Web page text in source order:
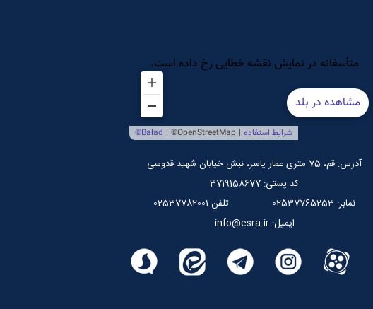
آدرس: قم، 75 متری عمار یاسر، نبش خیابان شهید قدوسی
کد پستی: 3719158677
نمابر: 02537765253
تلفن.02537782001
ایمیل: info@esra.ir